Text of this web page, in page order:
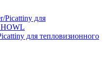
для тепловизионного